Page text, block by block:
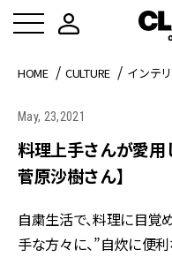
HOME CULTURE インテ
May, 23,2021
料理上手さんが愛用
菅原沙樹さん】
自粛生活で、料理に目覚
手な方々に、”自炊に便